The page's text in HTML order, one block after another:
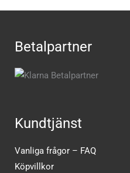
Betalpartner
Kundtjänst
Vanliga frågor – FAQ
Köpvillkor